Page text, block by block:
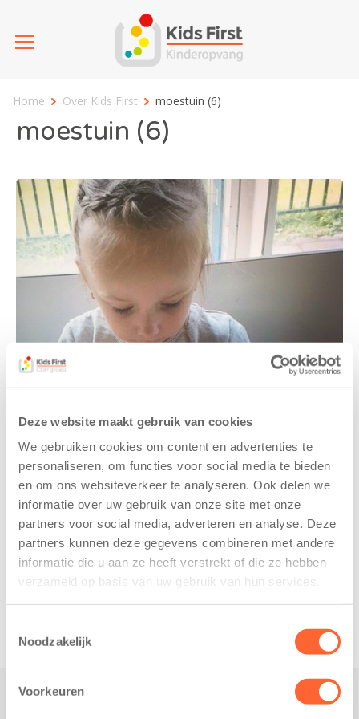
Deze website maakt gebruik van cookies
We gebruiken cookies om content en advertenties te
personaliseren, om functies voor social media te bieden
en om ons websiteverkeer te analyseren. Ook delen we
informatie over uw gebruik van onze site met onze
partners voor social media, adverteren en analyse. Deze
partners kunnen deze gegevens combineren met andere
informatie die u aan ze heeft verstrekt of die ze hebben
verzameld op basis van uw gebruik van hun services.
Noodzakelijk
Voorkeuren
Home Over Kids First moestuin (6)
moestuin (6)